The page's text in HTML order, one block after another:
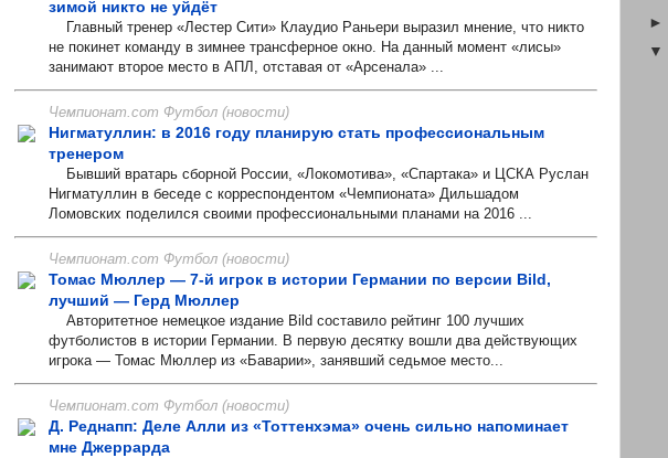
зимой никто не уйдёт
Главный тренер «Лестер Сити» Клаудио Раньери выразил мнение, что никто
не покинет команду в зимнее трансферное окно. На данный момент «лисы»
занимают второе место в АПЛ, отставая от «Арсенала» ...
Чемпионат.com Футбол (новости)
Нигматуллин: в 2016 году планирую стать профессиональным
тренером
Бывший вратарь сборной России, «Локомотива», «Спартака» и ЦСКА Руслан
Нигматуллин в беседе с корреспондентом «Чемпионата» Дильшадом
Ломовских поделился своими профессиональными планами на 2016 ...
Чемпионат.com Футбол (новости)
Томас Мюллер — 7-й игрок в истории Германии по версии Bild,
лучший — Герд Мюллер
Авторитетное немецкое издание Bild составило рейтинг 100 лучших
футболистов в истории Германии. В первую десятку вошли два действующих
игрока — Томас Мюллер из «Баварии», занявший седьмое место...
Чемпионат.com Футбол (новости)
Д. Реднапп: Деле Алли из «Тоттенхэма» очень сильно напоминает
мне Джеррарда
►
▼